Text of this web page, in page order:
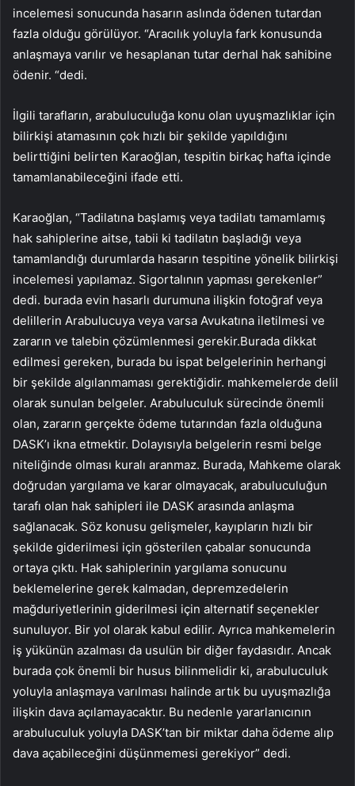
incelemesi sonucunda hasarın aslında ödenen tutardan
fazla olduğu görülüyor. “Aracılık yoluyla fark konusunda
anlaşmaya varılır ve hesaplanan tutar derhal hak sahibine
ödenir. “dedi.
İlgili tarafların, arabuluculuğa konu olan uyuşmazlıklar için
bilirkişi atamasının çok hızlı bir şekilde yapıldığını
belirttiğini belirten Karaoğlan, tespitin birkaç hafta içinde
tamamlanabileceğini ifade etti.
Karaoğlan, “Tadilatına başlamış veya tadilatı tamamlamış
hak sahiplerine aitse, tabii ki tadilatın başladığı veya
tamamlandığı durumlarda hasarın tespitine yönelik bilirkişi
incelemesi yapılamaz. Sigortalının yapması gerekenler”
dedi. burada evin hasarlı durumuna ilişkin fotoğraf veya
delillerin Arabulucuya veya varsa Avukatına iletilmesi ve
zararın ve talebin çözümlenmesi gerekir.Burada dikkat
edilmesi gereken, burada bu ispat belgelerinin herhangi
bir şekilde algılanmaması gerektiğidir. mahkemelerde delil
olarak sunulan belgeler. Arabuluculuk sürecinde önemli
olan, zararın gerçekte ödeme tutarından fazla olduğuna
DASK’ı ikna etmektir. Dolayısıyla belgelerin resmi belge
niteliğinde olması kuralı aranmaz. Burada, Mahkeme olarak
doğrudan yargılama ve karar olmayacak, arabuluculuğun
tarafı olan hak sahipleri ile DASK arasında anlaşma
sağlanacak. Söz konusu gelişmeler, kayıpların hızlı bir
şekilde giderilmesi için gösterilen çabalar sonucunda
ortaya çıktı. Hak sahiplerinin yargılama sonucunu
beklemelerine gerek kalmadan, depremzedelerin
mağduriyetlerinin giderilmesi için alternatif seçenekler
sunuluyor. Bir yol olarak kabul edilir. Ayrıca mahkemelerin
iş yükünün azalması da usulün bir diğer faydasıdır. Ancak
burada çok önemli bir husus bilinmelidir ki, arabuluculuk
yoluyla anlaşmaya varılması halinde artık bu uyuşmazlığa
ilişkin dava açılamayacaktır. Bu nedenle yararlanıcının
arabuluculuk yoluyla DASK’tan bir miktar daha ödeme alıp
dava açabileceğini düşünmemesi gerekiyor” dedi.